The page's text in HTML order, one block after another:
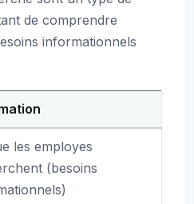
de comprendre
informationnels
les employes
(besoins